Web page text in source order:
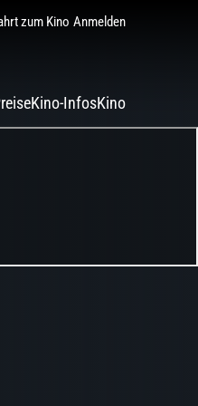
zum Kino Anmelden
Kino-InfosKino